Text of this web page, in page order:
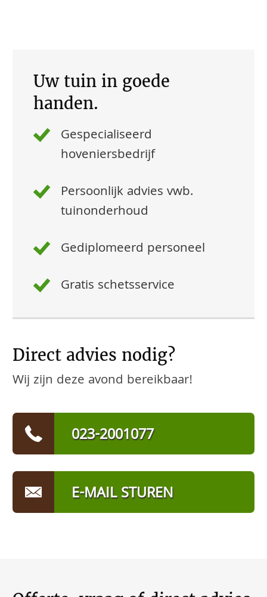
Uw tuin in goede
handen.
Gespecialiseerd
hoveniersbedrijf
Persoonlijk advies vwb.
tuinonderhoud
Gediplomeerd personeel
Gratis schetsservice
Direct advies nodig?
Wij zijn deze avond bereikbaar!
023-2001077
E-MAIL STUREN